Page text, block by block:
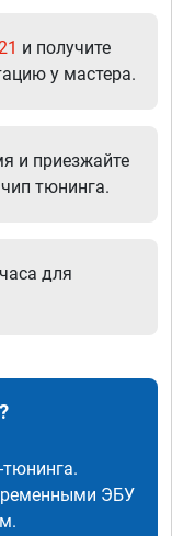
и получите
у мастера.
и приезжайте
тюнинга.
для
ЭБУ